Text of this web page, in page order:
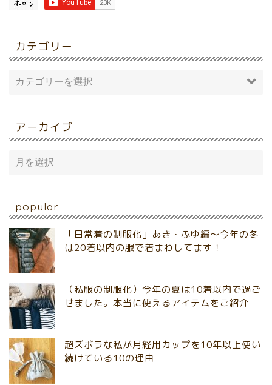
カテゴリー
アーカイブ
popular
「日常着の制服化」あき・ふゆ編～今年の冬
は20着以内の服で着まわしてます！
（私服の制服化）今年の夏は10着以内で過ご
せました。本当に使えるアイテムをご紹介
超ズボラな私が月経用カップを10年以上使い
続けている10の理由